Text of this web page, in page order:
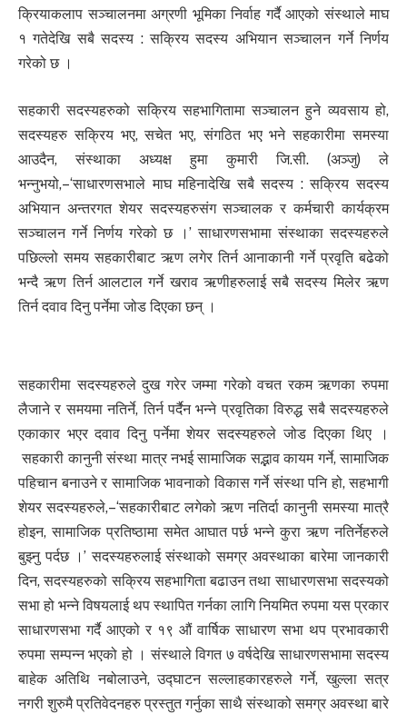
क्रियाकलाप सञ्चालनमा अग्रणी भूमिका निर्वाह गर्दै आएको संस्थाले माघ
१ गतेदेखि सबै सदस्य : सक्रिय सदस्य अभियान सञ्चालन गर्ने निर्णय
गरेको छ ।
सहकारी सदस्यहरुको सक्रिय सहभागितामा सञ्चालन हुने व्यवसाय हो,
सदस्यहरु सक्रिय भए, सचेत भए, संगठित भए भने सहकारीमा समस्या
आउदैन, संस्थाका अध्यक्ष हुमा कुमारी जि.सी. (अञ्जु) ले
भन्नुभयो,–‘साधारणसभाले माघ महिनादेखि सबै सदस्य : सक्रिय सदस्य
अभियान अन्तरगत शेयर सदस्यहरुसंग सञ्चालक र कर्मचारी कार्यक्रम
सञ्चालन गर्ने निर्णय गरेको छ ।’ साधारणसभामा संस्थाका सदस्यहरुले
पछिल्लो समय सहकारीबाट ऋण लगेर तिर्न आनाकानी गर्ने प्रवृति बढेको
भन्दै ऋण तिर्न आलटाल गर्ने खराव ऋणीहरुलाई सबै सदस्य मिलेर ऋण
तिर्न दवाव दिनु पर्नेमा जोड दिएका छन् ।
सहकारीमा सदस्यहरुले दुख गरेर जम्मा गरेको वचत रकम ऋणका रुपमा
लैजाने र समयमा नतिर्ने, तिर्न पर्दैन भन्ने प्रवृतिका विरुद्ध सबै सदस्यहरुले
एकाकार भएर दवाव दिनु पर्नेमा शेयर सदस्यहरुले जोड दिएका थिए ।
सहकारी कानुनी संस्था मात्र नभई सामाजिक सद्भाव कायम गर्ने, सामाजिक
पहिचान बनाउने र सामाजिक भावनाको विकास गर्ने संस्था पनि हो, सहभागी
शेयर सदस्यहरुले,–‘सहकारीबाट लगेको ऋण नतिर्दा कानुनी समस्या मात्रै
होइन, सामाजिक प्रतिष्ठामा समेत आघात पर्छ भन्ने कुरा ऋण नतिर्नेहरुले
बुझ्नु पर्दछ ।’ सदस्यहरुलाई संस्थाको समग्र अवस्थाका बारेमा जानकारी
दिन, सदस्यहरुको सक्रिय सहभागिता बढाउन तथा साधारणसभा सदस्यको
सभा हो भन्ने विषयलाई थप स्थापित गर्नका लागि नियमित रुपमा यस प्रकार
साधारणसभा गर्दै आएको र १९ औं वार्षिक साधारण सभा थप प्रभावकारी
रुपमा सम्पन्न भएको हो । संस्थाले विगत ७ वर्षदेखि साधारणसभामा सदस्य
बाहेक अतिथि नबोलाउने, उद्घाटन सल्लाहकारहरुले गर्ने, खुल्ला सत्र
नगरी शुरुमै प्रतिवेदनहरु प्रस्तुत गर्नुका साथै संस्थाको समग्र अवस्था बारे